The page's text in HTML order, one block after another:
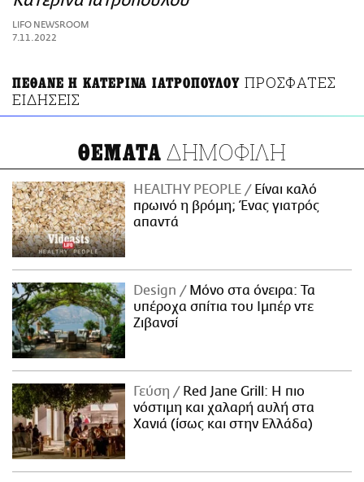
ΑΜΠΑ
PRINT
LIFO NEWSROOM
7.11.2022
ΠΕΘΑΝΕ Η ΚΑΤΕΡΙΝΑ ΙΑΤΡΟΠΟΥΛΟΥ ΠΡΟΣΦΑΤΕΣ
ΕΙΔΗΣΕΙΣ
ΘΕΜΑΤΑ ΔΗΜΟΦΙΛΗ
HEALTHY PEOPLE
Είναι καλό
πρωινό η βρόμη; Ένας γιατρός
απαντά
Design
Μόνο στα όνειρα: Τα
υπέροχα σπίτια του Ιμπέρ ντε
Ζιβανσί
Γεύση
Red Jane Grill: Η πιο
νόστιμη και χαλαρή αυλή στα
Χανιά (ίσως και στην Ελλάδα)